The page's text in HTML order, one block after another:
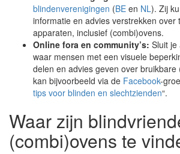
blindenverenigingen (BE en NL). Zij
informatie en advies verstrekken over
apparaten, inclusief (combi)ovens.
Online fora en community’s: Sluit je
waar mensen met een visuele
delen en advies geven over bruikbare
kan bijvoorbeeld via de Facebook-
tips voor blinden en slechtzienden“.
Waar zijn
(combi)ovens te